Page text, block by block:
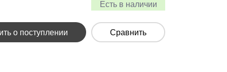
Есть в наличии
о поступлении Сравнить